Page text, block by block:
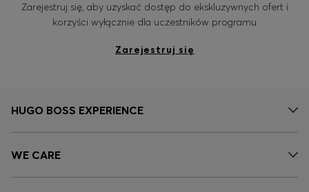
Zarejestruj się, aby uzyskać dostęp do ekskluzywnych ofert i
korzyści wyłącznie dla uczestników programu
Zarejestruj się
HUGO BOSS EXPERIENCE
WE CARE